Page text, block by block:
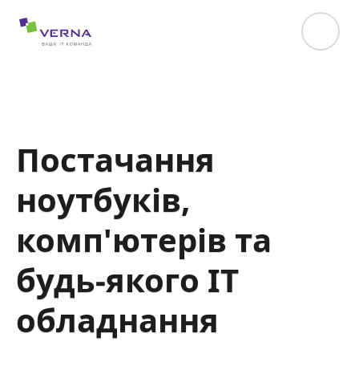
Постачання
ноутбуків,
комп'ютерів та
будь-якого ІТ
обладнання